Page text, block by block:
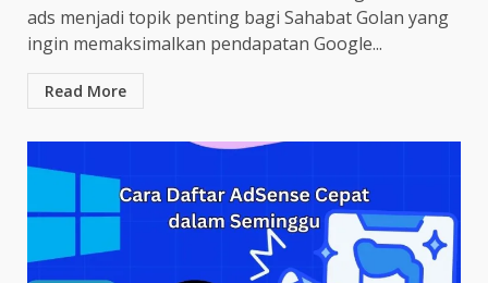
ads menjadi topik penting bagi Sahabat Golan yang
ingin memaksimalkan pendapatan Google...
Read More